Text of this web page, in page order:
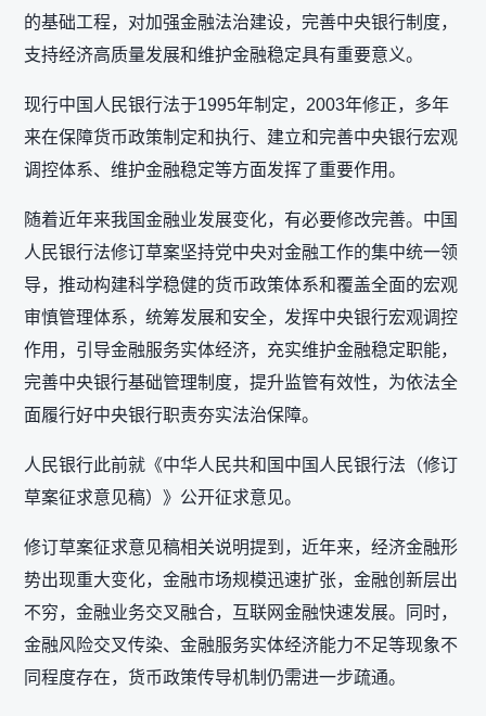
的基础工程，对加强金融法治建设，完善中央银行制度，
支持经济高质量发展和维护金融稳定具有重要意义。
现行中国人民银行法于1995年制定，2003年修正，多年
来在保障货币政策制定和执行、建立和完善中央银行宏观
调控体系、维护金融稳定等方面发挥了重要作用。
随着近年来我国金融业发展变化，有必要修改完善。中国
人民银行法修订草案坚持党中央对金融工作的集中统一领
导，推动构建科学稳健的货币政策体系和覆盖全面的宏观
审慎管理体系，统筹发展和安全，发挥中央银行宏观调控
作用，引导金融服务实体经济，充实维护金融稳定职能，
完善中央银行基础管理制度，提升监管有效性，为依法全
面履行好中央银行职责夯实法治保障。
人民银行此前就《中华人民共和国中国人民银行法（修订
草案征求意见稿）》公开征求意见。
修订草案征求意见稿相关说明提到，近年来，经济金融形
势出现重大变化，金融市场规模迅速扩张，金融创新层出
不穷，金融业务交叉融合，互联网金融快速发展。同时，
金融风险交叉传染、金融服务实体经济能力不足等现象不
同程度存在，货币政策传导机制仍需进一步疏通。